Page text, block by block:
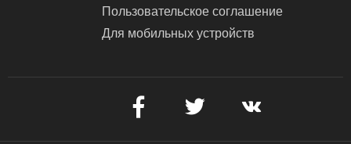
Пользовательское соглашение
Для мобильных устройств